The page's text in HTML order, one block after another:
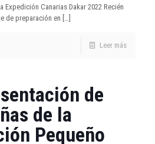
Expedición Canarias Dakar 2022 Recién
de preparación en […]
Leer más
de
de la
Pequeño